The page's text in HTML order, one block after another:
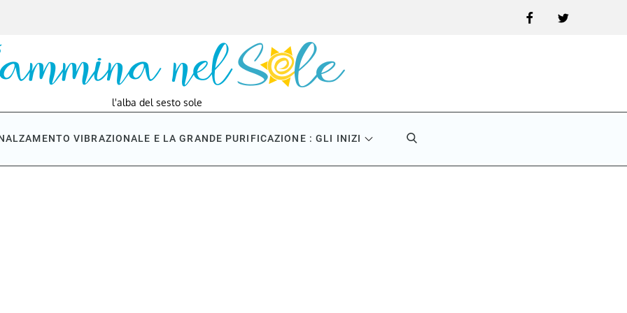
FacebookTwitter
l'alba del sesto sole
VIBRAZIONALE E LA GRANDE PURIFICAZIONE : GLI INIZI